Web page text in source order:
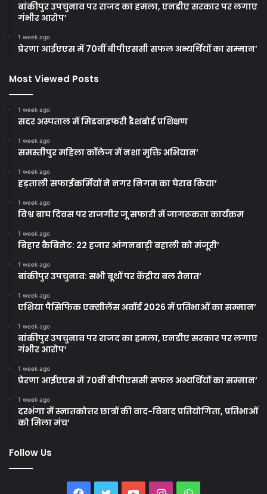
बांकीपुर उपचुनाव पर राजद का हमला, एनडीए सरकार पर लगाए
गंभीर आरोप’
1 week ago
प्रेरणा आईएएस में 70वीं बीपीएससी सफल अभ्यर्थियों का सम्मान’
Most Viewed Posts
1 week ago
सदर अस्पताल में मिडवाइफरी डैशबोर्ड प्रशिक्षण
1 week ago
समस्तीपुर महिला कॉलेज में नशा मुक्ति अभियान’
1 week ago
हड़ताली सफाईकर्मियों ने नगर निगम का घेराव किया’
1 week ago
विश्व बाघ दिवस पर राजगीर जू सफारी में जागरूकता कार्यक्रम
1 week ago
बिहार कैबिनेट: 22 हजार आंगनबाड़ी बहाली को मंजूरी’
1 week ago
बांकीपुर उपचुनाव: सभी बूथों पर केंद्रीय बल तैनात’
1 week ago
एशिया पैसिफिक एक्सीलेंस अवॉर्ड 2026 में प्रतिभाओं का सम्मान’
1 week ago
बांकीपुर उपचुनाव पर राजद का हमला, एनडीए सरकार पर लगाए
गंभीर आरोप’
1 week ago
प्रेरणा आईएएस में 70वीं बीपीएससी सफल अभ्यर्थियों का सम्मान’
1 week ago
दरभंगा में स्नातकोत्तर छात्रों की वाद-विवाद प्रतियोगिता, प्रतिभाओं
को मिला मंच’
Follow Us